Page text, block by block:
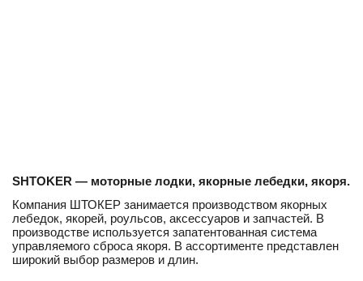
SHTOKER — моторные лодки, якорные лебедки, якоря.
Компания ШТОКЕР занимается производством якорных
лебедок, якорей, роульсов, аксессуаров и запчастей. В
производстве используется запатентованная система
управляемого сброса якоря. В ассортименте представлен
широкий выбор размеров и длин.